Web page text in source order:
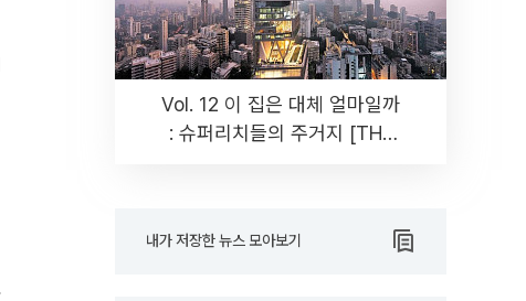
Vol. 12 이 집은 대체 얼마일까
: 슈퍼리치들의 주거지 [THE
내가 저장한 뉴스 모아보기